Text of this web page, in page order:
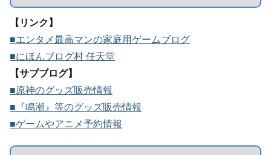
【リンク】
■エンタメ最高マンの家庭用ゲームブログ
■にほんブログ村 任天堂
【サブブログ】
■原神のグッズ販売情報
■『鳴潮』等のグッズ販売情報
■ゲームやアニメ予約情報